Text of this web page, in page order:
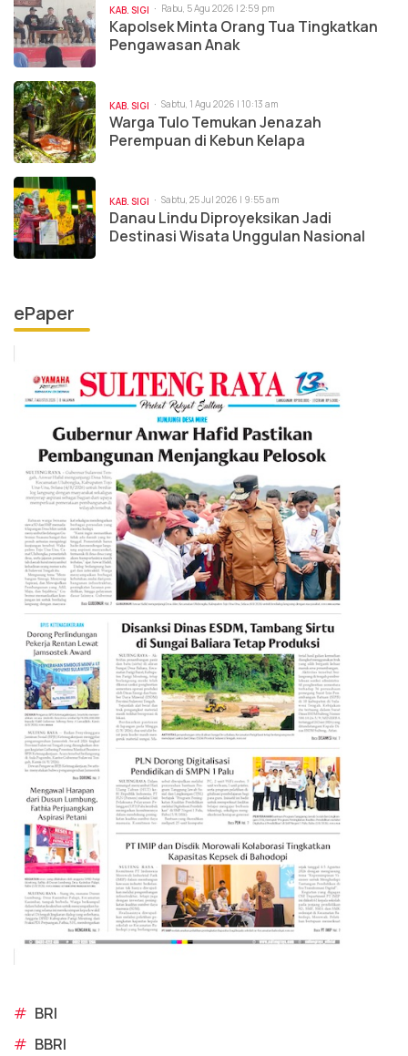
KAB. SIGI Rabu, 5 Agu 2026 | 2:59 pm
Kapolsek Minta Orang Tua Tingkatkan
Pengawasan Anak
KAB. SIGI Sabtu, 1 Agu 2026 | 10:13 am
Warga Tulo Temukan Jenazah
Perempuan di Kebun Kelapa
KAB. SIGI Sabtu, 25 Jul 2026 | 9:55 am
Danau Lindu Diproyeksikan Jadi
Destinasi Wisata Unggulan Nasional
ePaper
# BRI
# BBRI